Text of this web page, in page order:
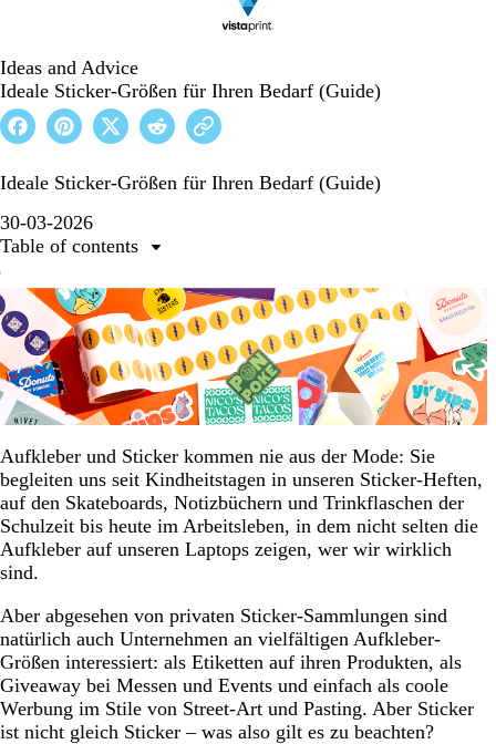
Ideas and Advice
Ideale Sticker-Größen für Ihren Bedarf (Guide)
Ideale Sticker-Größen für Ihren Bedarf (Guide)
30-03-2026
Aufkleber und Sticker kommen nie aus der Mode: Sie
begleiten uns seit Kindheitstagen in unseren Sticker-Heften,
auf den Skateboards, Notizbüchern und Trinkflaschen der
Schulzeit bis heute im Arbeitsleben, in dem nicht selten die
Aufkleber auf unseren Laptops zeigen, wer wir wirklich
sind.
Aber abgesehen von privaten Sticker-Sammlungen sind
natürlich auch Unternehmen an vielfältigen Aufkleber-
Größen interessiert: als Etiketten auf ihren Produkten, als
Giveaway bei Messen und Events und einfach als coole
Werbung im Stile von Street-Art und Pasting. Aber Sticker
ist nicht gleich Sticker – was also gilt es zu beachten?
Table of contents
Welche Sticker-Größen und -Formen gibt es? Wofür
eignen sie sich?
Nach Aufkleber-Größen geht’s ans Material
Welche Etiketten-Formate eignen sich für meinen
Bedarf?
Wirkung
Wie finde ich die richtigen Sticker-Größen für mich?
(Checkliste & PDF-Download)